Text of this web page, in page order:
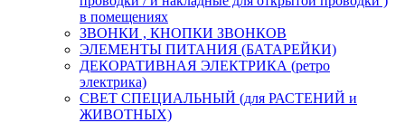
в помещениях
ЗВОНКИ , КНОПКИ ЗВОНКОВ
ЭЛЕМЕНТЫ ПИТАНИЯ (БАТАРЕЙКИ)
ДЕКОРАТИВНАЯ ЭЛЕКТРИКА (ретро
электрика)
СВЕТ СПЕЦИАЛЬНЫЙ (для РАСТЕНИЙ и
ЖИВОТНЫХ)